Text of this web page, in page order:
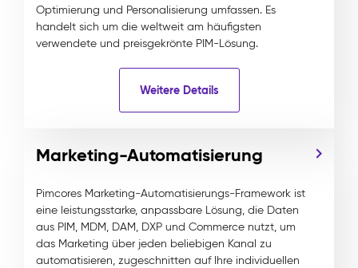
Optimierung und Personalisierung umfassen. Es
handelt sich um die weltweit am häufigsten
verwendete und preisgekrönte PIM-Lösung.
Weitere Details
Marketing-Automatisierung
Pimcores Marketing-Automatisierungs-Framework ist
eine leistungsstarke, anpassbare Lösung, die Daten
aus PIM, MDM, DAM, DXP und Commerce nutzt, um
das Marketing über jeden beliebigen Kanal zu
automatisieren, zugeschnitten auf Ihre individuellen